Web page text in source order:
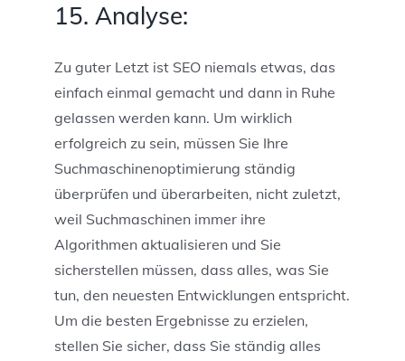
15. Analyse:
Zu guter Letzt ist SEO niemals etwas, das
einfach einmal gemacht und dann in Ruhe
gelassen werden kann. Um wirklich
erfolgreich zu sein, müssen Sie Ihre
Suchmaschinenoptimierung ständig
überprüfen und überarbeiten, nicht zuletzt,
weil Suchmaschinen immer ihre
Algorithmen aktualisieren und Sie
sicherstellen müssen, dass alles, was Sie
tun, den neuesten Entwicklungen entspricht.
Um die besten Ergebnisse zu erzielen,
stellen Sie sicher, dass Sie ständig alles